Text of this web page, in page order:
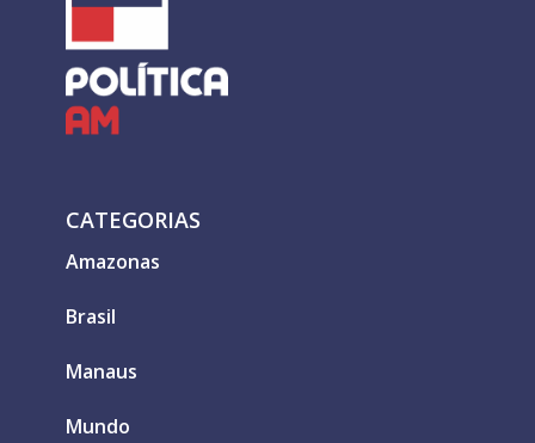
CATEGORIAS
Amazonas
Brasil
Manaus
Mundo